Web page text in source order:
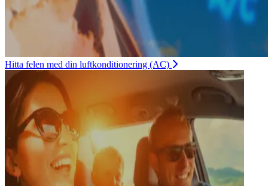
Hitta felen med din luftkonditionering (AC)